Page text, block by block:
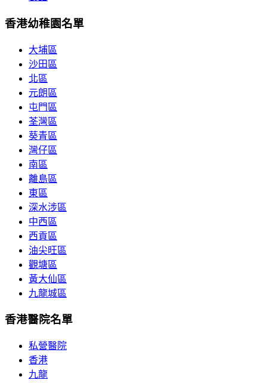
香港幼稚園名單
大埔區
沙田區
北區
元朗區
屯門區
荃灣區
葵青區
灣仔區
南區
離島區
東區
深水涉區
中西區
西貢區
油尖旺區
觀塘區
黃大仙區
九龍城區
香港醫院名單
私營醫院
香港
九龍